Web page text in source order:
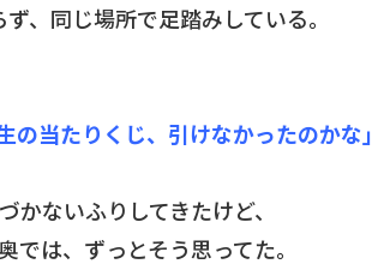
、同じ場所で足踏みしている。
の当たりくじ、引けなかったのかな」
かないふりしてきたけど、
では、ずっとそう思ってた。